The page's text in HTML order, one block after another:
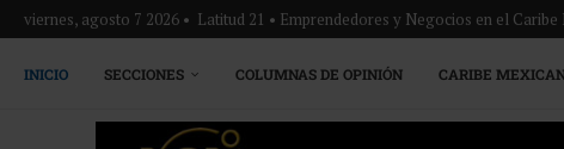
viernes, agosto 7 2026 • Latitud 21 • Emprendedores y Negocios en el Caribe
INICIO SECCIONES COLUMNAS DE OPINIÓN CARIBE